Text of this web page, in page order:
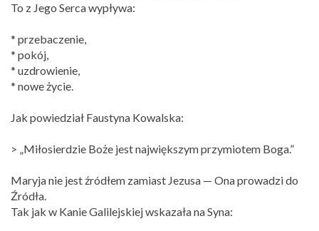
To z Jego Serca wypływa:
* przebaczenie,
* pokój,
* uzdrowienie,
* nowe życie.
Jak powiedział Faustyna Kowalska:
> „Miłosierdzie Boże jest największym przymiotem Boga.”
Maryja nie jest źródłem zamiast Jezusa — Ona prowadzi do
Źródła.
Tak jak w Kanie Galilejskiej wskazała na Syna: